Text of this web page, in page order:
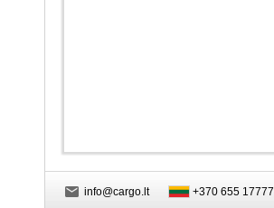
info@cargo.lt
+370 655 17777